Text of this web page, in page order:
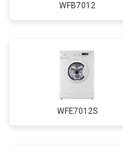
Замена сливного шланга
Замена УБЛ
Замена приводного
WFB7012
WFE7012S